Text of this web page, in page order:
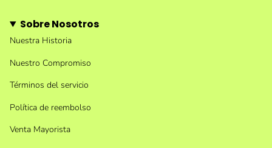
Sobre Nosotros
Nuestra Historia
Nuestro Compromiso
Términos del servicio
Política de reembolso
Venta Mayorista